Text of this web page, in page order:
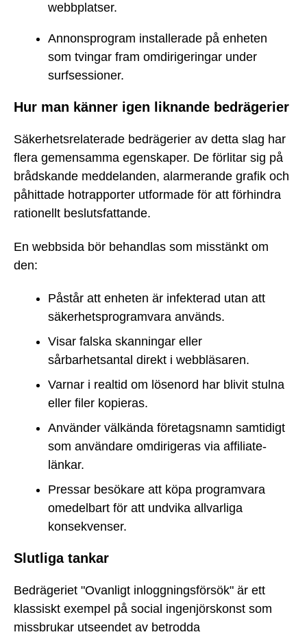
webbplatser.
Annonsprogram installerade på enheten
som tvingar fram omdirigeringar under
surfsessioner.
Hur man känner igen liknande bedrägerier
Säkerhetsrelaterade bedrägerier av detta slag har
flera gemensamma egenskaper. De förlitar sig på
brådskande meddelanden, alarmerande grafik och
påhittade hotrapporter utformade för att förhindra
rationellt beslutsfattande.
En webbsida bör behandlas som misstänkt om
den:
Påstår att enheten är infekterad utan att
säkerhetsprogramvara används.
Visar falska skanningar eller
sårbarhetsantal direkt i webbläsaren.
Varnar i realtid om lösenord har blivit stulna
eller filer kopieras.
Använder välkända företagsnamn samtidigt
som användare omdirigeras via affiliate-
länkar.
Pressar besökare att köpa programvara
omedelbart för att undvika allvarliga
konsekvenser.
Slutliga tankar
Bedrägeriet "Ovanligt inloggningsförsök" är ett
klassiskt exempel på social ingenjörskonst som
missbrukar utseendet av betrodda